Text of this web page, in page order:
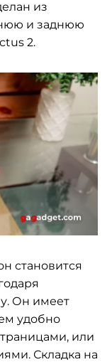
из
и заднюю
2.
становится
Он имеет
удобно
или
Складка на